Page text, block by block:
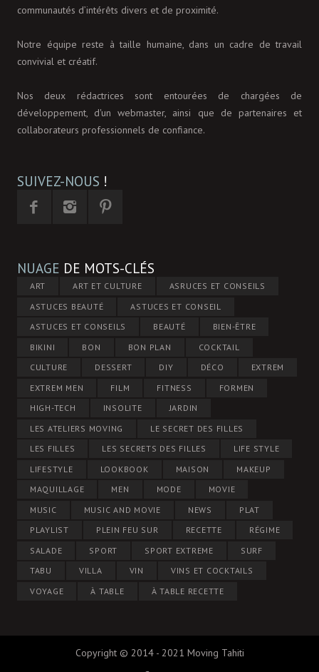
communautés d’intérêts divers et de proximité.
Notre équipe reste à taille humaine, dans un cadre de travail
convivial et créatif.
Nos deux rédactrices sont entourées de chargées de
développement, d'un webmaster, ainsi que de partenaires et
collaborateurs professionnels de confiance.
SUIVEZ-NOUS !
NUAGE DE MOTS-CLÉS
ART ART ET CULTURE
ASRUCES ET CONSEILS
ASTUCES BEAUTÉ
ASTUCES ET CONSEIL
ASTUCES ET CONSEILS
BEAUTÉ
BIEN-ÊTRE
BIKINI
BON BON PLAN
COCKTAIL
CULTURE
DESSERT DIY DÉCO
EXTREM
EXTREM MEN
FILM FITNESS
FORMEN
HIGH-TECH
INSOLITE
JARDIN
LES ATELIERS MOVING
LE SECRET DES FILLES
LES FILLES
LES SECRETS DES FILLES
LIFE STYLE
LIFESTYLE
LOOKBOOK MAISON
MAKEUP
MAQUILLAGE
MEN MODE
MOVIE
MUSIC
MUSIC AND MOVIE NEWS
PLAT
PLAYLIST
PLEIN FEU SUR RECETTE
RÉGIME
SALADE
SPORT SPORT EXTREME
SURF
TABU
VILLA VIN
VINS ET COCKTAILS
VOYAGE
À TABLE À TABLE RECETTE
Copyright © 2014 - 2021 Moving Tahiti